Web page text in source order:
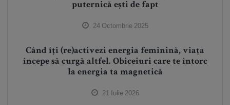
puternică ești de fapt
24 Octombrie 2025
Când îți (re)activezi energia feminină, viața
începe să curgă altfel. Obiceiuri care te întorc
la energia ta magnetică
21 Iulie 2026